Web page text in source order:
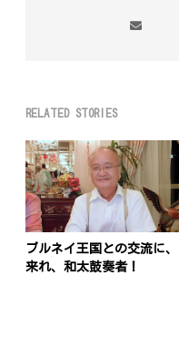
RELATED STORIES
ブルネイ王国との交流に、
来れ、和太鼓奏者！